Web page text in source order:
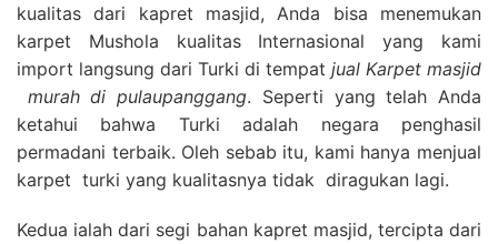
kualitas dari kapret masjid, Anda bisa menemukan
karpet Mushola kualitas Internasional yang kami
import langsung dari Turki di tempat jual Karpet masjid
murah di pulaupanggang. Seperti yang telah Anda
ketahui bahwa Turki adalah negara penghasil
permadani terbaik. Oleh sebab itu, kami hanya menjual
karpet turki yang kualitasnya tidak diragukan lagi.
Kedua ialah dari segi bahan kapret masjid, tercipta dari